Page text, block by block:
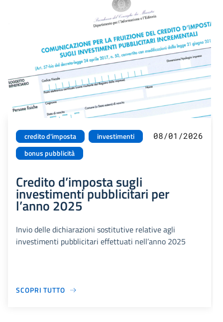
credito d'imposta
investimenti
bonus pubblicità
08/01/2026
Credito d’imposta sugli
investimenti pubblicitari per
l’anno 2025
Invio delle dichiarazioni sostitutive relative agli
investimenti pubblicitari effettuati nell’anno 2025
SCOPRI TUTTO